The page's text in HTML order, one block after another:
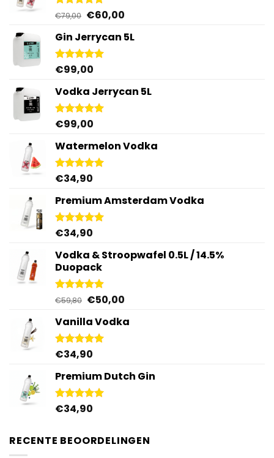
Gewaardeerd
€79,00 Oorspronkelijke
was:
€79,00.
€60,00Huidige
is:
Gin Jerrycan 5L
Gewaardeerd
€99,00
Vodka Jerrycan 5L
Gewaardeerd
€99,00
Watermelon Vodka
Gewaardeerd
€34,90
Premium Amsterdam Vodka
Gewaardeerd
€34,90
Vodka & Stroopwafel 0.5L / 14.5%
Duopack
Gewaardeerd
€59,80 Oorspronkelijke
was:
€59,80.
€50,00Huidige
is:
Vanilla Vodka
Gewaardeerd
€34,90
Premium Dutch Gin
Gewaardeerd
€34,90
RECENTE BEOORDELINGEN